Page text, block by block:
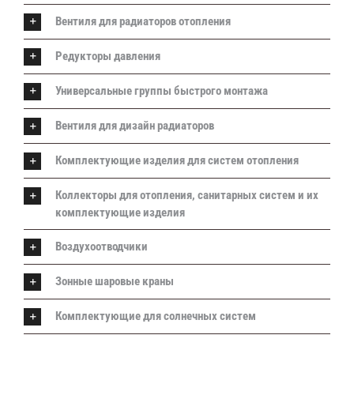
Вентиля для радиаторов отопления
Редукторы давления
Универсальные группы быстрого монтажа
Вентиля для дизайн радиаторов
Комплектующие изделия для систем отопления
Коллекторы для отопления, санитарных систем и их
комплектующие изделия
Воздухоотводчики
Зонные шаровые краны
Комплектующие для солнечных систем